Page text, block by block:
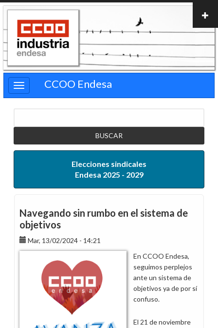
Pasar
contenido
principal
CCOO Endesa
Elecciones sindicales
Endesa 2025 - 2029
Navegando sin rumbo en el sistema de
objetivos
Mar, 13/02/2024 - 14:21
En CCOO Endesa,
seguimos perplejos
ante un sistema de
objetivos ya de por sí
confuso.
El 21 de noviembre